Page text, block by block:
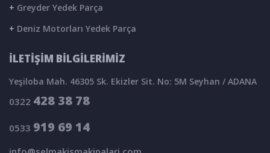
+ Greyder Yedek Parça
+ Deniz Motorları Yedek Parça
İLETİŞİM BİLGİLERİMİZ
Yeşiloba Mah. 46305 Sk. Ekizler Sit. No: 5M Seyhan / ADANA
0322 428 38 78
0533 919 69 14